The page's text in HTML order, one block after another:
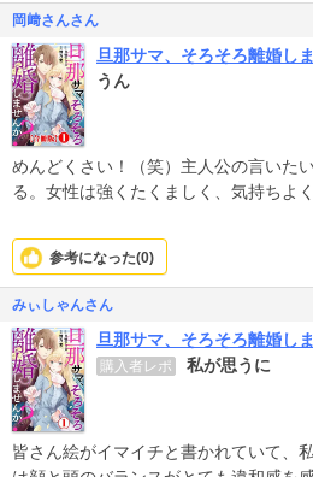
岡﨑さんさん
旦那サマ、そろそろ離婚し
うん
めんどくさい！（笑）主人公の言いた
る。女性は強くたくましく、気持ちよ
参考になった(0)
みぃしゃんさん
旦那サマ、そろそろ離婚し
購入者レポ 私が思うに
皆さん絵がイマイチと書かれていて、